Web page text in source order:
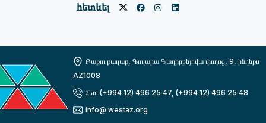
հետևել
Բաքու քաղաք, Գուլարա Գադիրբեյովա փողոց, 9, ինդեքս
AZ1008
Հեռ: (+994 12) 496 25 47, (+994 12) 496 25 48
info@ westaz.org